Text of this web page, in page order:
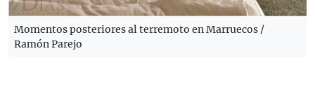
Momentos posteriores al terremoto en Marruecos /
Ramón Parejo